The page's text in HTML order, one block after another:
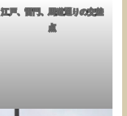
江戸、雷門、馬道通りの交差
点